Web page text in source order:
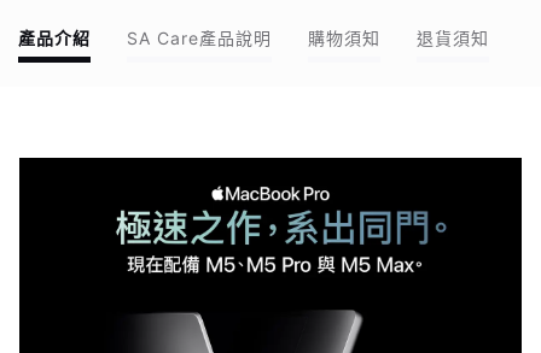
產品介紹 SA Care產品說明 購物須知 退貨須知